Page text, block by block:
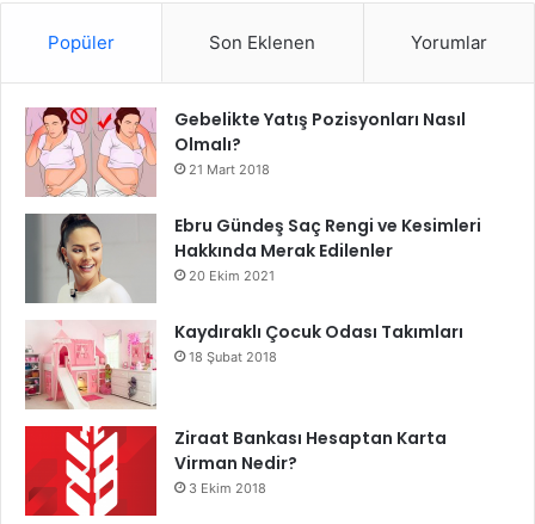
Popüler Son Eklenen Yorumlar
Gebelikte Yatış Pozisyonları Nasıl
Olmalı?
21 Mart 2018
Ebru Gündeş Saç Rengi ve Kesimleri
Hakkında Merak Edilenler
20 Ekim 2021
Kaydıraklı Çocuk Odası Takımları
18 Şubat 2018
Ziraat Bankası Hesaptan Karta
Virman Nedir?
3 Ekim 2018